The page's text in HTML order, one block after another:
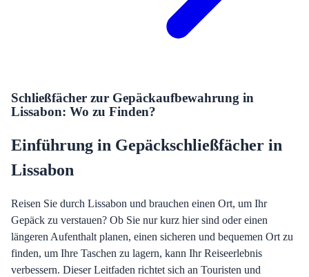
Schließfächer zur Gepäckaufbewahrung in
Lissabon: Wo zu Finden?
Einführung in Gepäckschließfächer in
Lissabon
Reisen Sie durch Lissabon und brauchen einen Ort, um Ihr
Gepäck zu verstauen? Ob Sie nur kurz hier sind oder einen
längeren Aufenthalt planen, einen sicheren und bequemen Ort zu
finden, um Ihre Taschen zu lagern, kann Ihr Reiseerlebnis
verbessern. Dieser Leitfaden richtet sich an Touristen und